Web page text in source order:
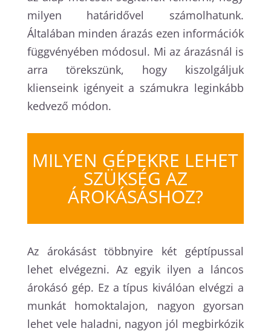
milyen határidővel számolhatunk.
Általában minden árazás ezen információk
függvényében módosul. Mi az árazásnál is
arra törekszünk, hogy kiszolgáljuk
klienseink igényeit a számukra leginkább
kedvező módon.
MILYEN GÉPEKRE LEHET
SZÜKSÉG AZ
ÁROKÁSÁSHOZ?
Az árokásást többnyire két géptípussal
lehet elvégezni. Az egyik ilyen a láncos
árokásó gép. Ez a típus kiválóan elvégzi a
munkát homoktalajon, nagyon gyorsan
lehet vele haladni, nagyon jól megbirkózik